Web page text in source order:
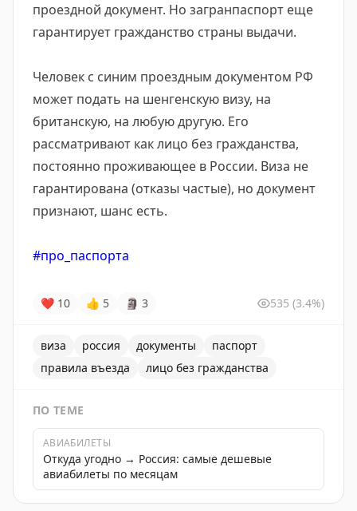
проездной документ. Но загранпаспорт еще
гарантирует гражданство страны выдачи.
Человек с синим проездным документом РФ
может подать на шенгенскую визу, на
британскую, на любую другую. Его
рассматривают как лицо без гражданства,
постоянно проживающее в России. Виза не
гарантирована (отказы частые), но документ
признают, шанс есть.
#про_паспорта
❤ 10 👍 5 🗿 3 535 (3.4%)
виза россия документы
паспорт
правила въезда
лицо без гражданства
ПО ТЕМЕ
АВИАБИЛЕТЫ
Откуда угодно → Россия: самые дешевые
авиабилеты по месяцам